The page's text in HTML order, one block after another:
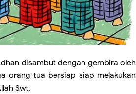
disambut dengan gembira oleh
orang tua bersiap siap melakukan
Swt.